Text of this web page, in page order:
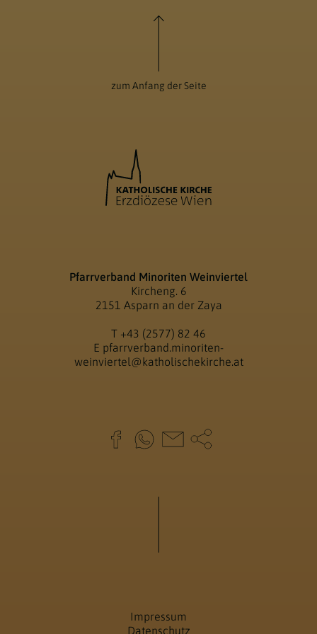
zum Anfang der Seite
Pfarrverband Minoriten Weinviertel
Kircheng. 6
2151 Asparn an der Zaya
T +43 (2577) 82 46
E pfarrverband.minoriten-
weinviertel@katholischekirche.at
Impressum
Datenschutz